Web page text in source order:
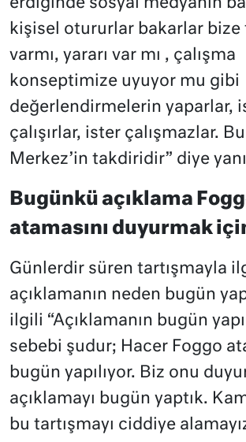
erdiğinde sosyal medyanın
kişisel otururlar bakarlar bize
varmı, yararı var mı , çalışma
konseptimize uyuyor mu gibi
değerlendirmelerin yaparlar,
çalışırlar, ister çalışmazlar.
Merkez’in takdiridir” diye
Bugünkü açıklama
atamasını duyurmak
Günlerdir süren tartışmayla
açıklamanın neden bugün
ilgili “Açıklamanın bugün
sebebi şudur; Hacer Foggo
bugün yapılıyor. Biz onu
açıklamayı bugün yaptık.
bu tartışmayı ciddiye